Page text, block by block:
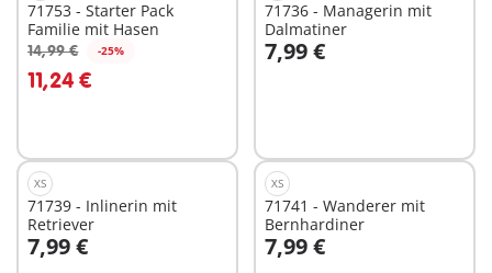
71753 - Starter Pack
Familie mit Hasen
14,99 € -25%
11,24 €
In den Warenkorb
71736 - Managerin mit
Dalmatiner
7,99 €
In den Warenkorb
XS
71739 - Inlinerin mit
Retriever
7,99 €
In den Warenkorb
XS
71741 - Wanderer mit
Bernhardiner
7,99 €
In den Warenkorb